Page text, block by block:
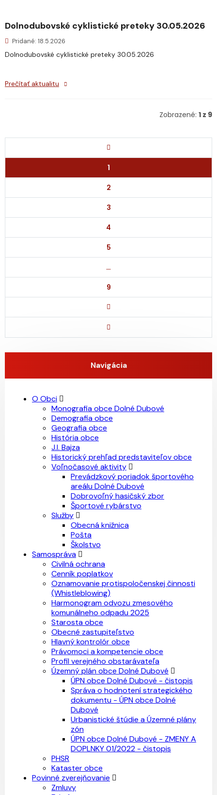
Dolnodubovské cyklistické preteky 30.05.2026
Pridané: 18.5.2026
Dolnodubovské cyklistické preteky 30.05.2026
Prečítať aktualitu
Zobrazené: 1 z 9
1
2
3
4
5
…
9
Navigácia
O Obci
Monografia obce Dolné Dubové
Demografia obce
Geografia obce
História obce
J.I. Bajza
Historický prehľad predstaviteľov obce
Voľnočasové aktivity
Prevádzkový poriadok športového
areálu Dolné Dubové
Dobrovoľný hasičský zbor
Športové rybárstvo
Služby
Obecná knižnica
Pošta
Školstvo
Samospráva
Civilná ochrana
Cenník poplatkov
Oznamovanie protispoločenskej činnosti
(Whistleblowing)
Harmonogram odvozu zmesového
komunálneho odpadu 2025
Starosta obce
Obecné zastupiteľstvo
Hlavný kontrolór obce
Právomoci a kompetencie obce
Profil verejného obstarávateľa
Územný plán obce Dolné Dubové
ÚPN obce Dolné Dubové - čistopis
Správa o hodnotení strategického
dokumentu - ÚPN obce Dolné
Dubové
Urbanistické štúdie a Územné plány
zón
ÚPN obce Dolné Dubové - ZMENY A
DOPLNKY 01/2022 - čistopis
PHSR
Kataster obce
Povinné zverejňovanie
Zmluvy